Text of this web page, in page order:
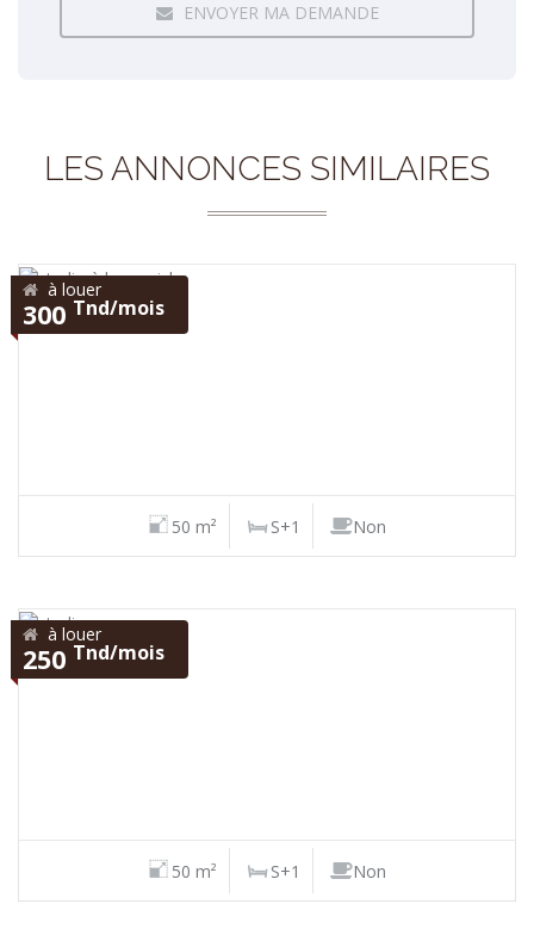
ENVOYER MA DEMANDE
LES ANNONCES SIMILAIRES
à louer
300 Tnd/mois
50 m² S+1 Non
à louer
250 Tnd/mois
50 m² S+1 Non